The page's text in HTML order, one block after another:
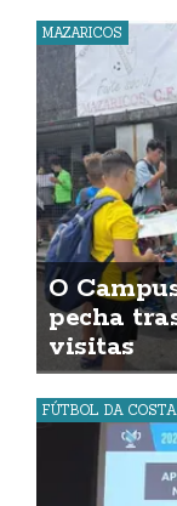
MAZARICOS
O
pecha
visitas
FÚTBOL DA COSTA